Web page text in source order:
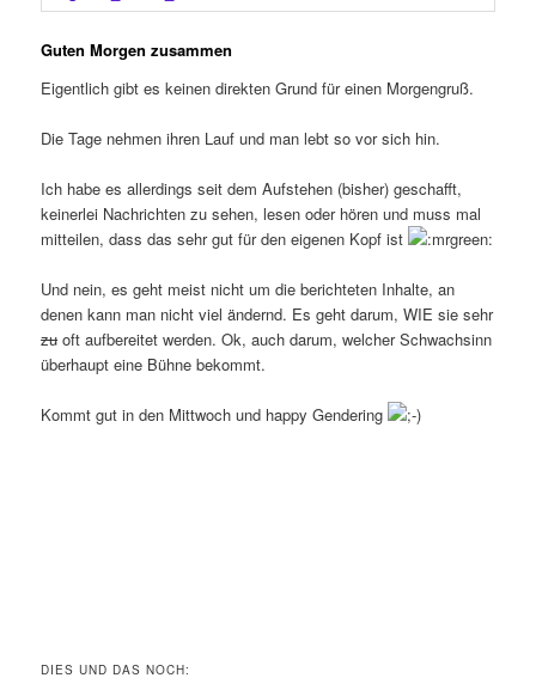
Guten Morgen zusammen
Eigentlich gibt es keinen direkten Grund für einen Morgengruß.
Die Tage nehmen ihren Lauf und man lebt so vor sich hin.
Ich habe es allerdings seit dem Aufstehen (bisher) geschafft,
keinerlei Nachrichten zu sehen, lesen oder hören und muss mal
mitteilen, dass das sehr gut für den eigenen Kopf ist
Und nein, es geht meist nicht um die berichteten Inhalte, an
denen kann man nicht viel ändernd. Es geht darum, WIE sie sehr
zu oft aufbereitet werden. Ok, auch darum, welcher Schwachsinn
überhaupt eine Bühne bekommt.
Kommt gut in den Mittwoch und happy Gendering
DIES UND DAS NOCH: